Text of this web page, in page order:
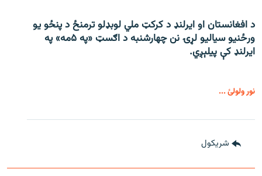
د افغانستان او ایرلنډ د کرکټ ملي لوبډلو ترمنځ د پنځو یو
ورځنیو سیالیو لړۍ نن چهارشنبه د اګسټ «په ۵مه» په
ایرلنډ کې پیلېږي.
نور ولولئ ...
شريکول